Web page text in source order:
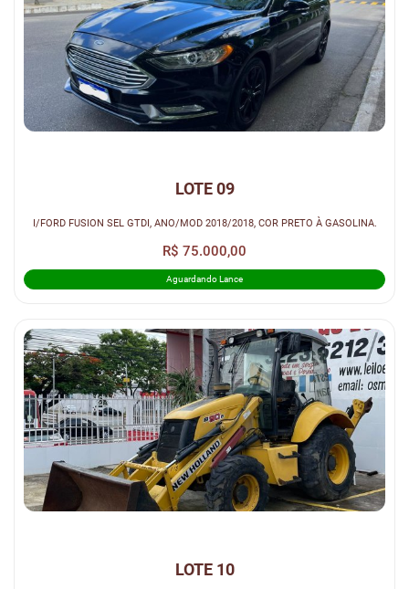
LOTE 09
I/FORD FUSION SEL GTDI, ANO/MOD 2018/2018, COR PRETO À GASOLINA.
R$ 75.000,00
Aguardando Lance
LOTE 10